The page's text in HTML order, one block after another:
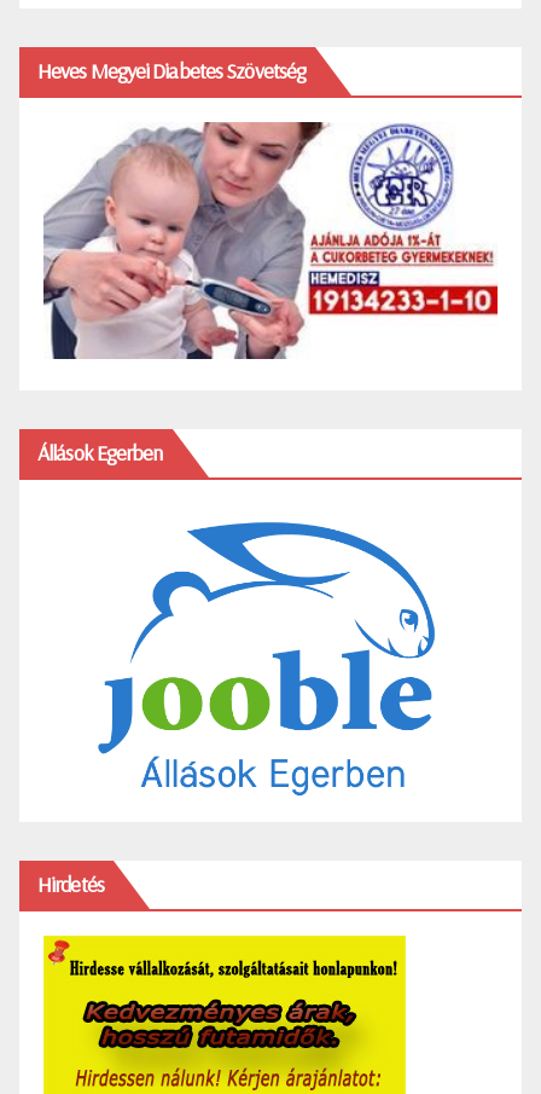
Heves Megyei Diabetes Szövetség
Állások Egerben
Hirdetés